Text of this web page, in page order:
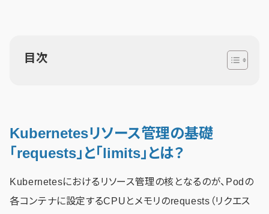
目次
Kubernetesリソース管理の基礎
「requests」と「limits」とは？
Kubernetesにおけるリソース管理の核となるのが、Podの
各コンテナに設定するCPUとメモリのrequests（リクエス